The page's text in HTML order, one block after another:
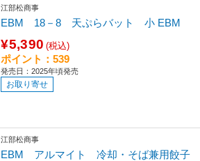
江部松商事
EBM 18－8 天ぷらバット 小 EBM
¥5,390 (税込)
ポイント：539
発売日：2025年頃発売
お取り寄せ
江部松商事
EBM アルマイト 冷却・そば兼用餃子